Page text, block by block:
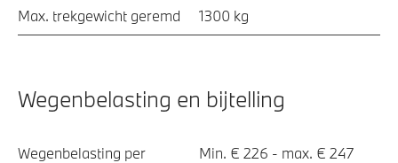
Max. trekgewicht geremd 1300 kg
Wegenbelasting en bijtelling
Wegenbelasting per
Min. € 226 - max. € 247